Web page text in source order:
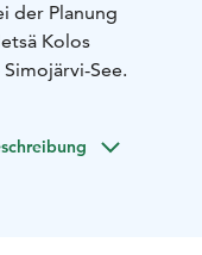
der Planung
Kolos
See.